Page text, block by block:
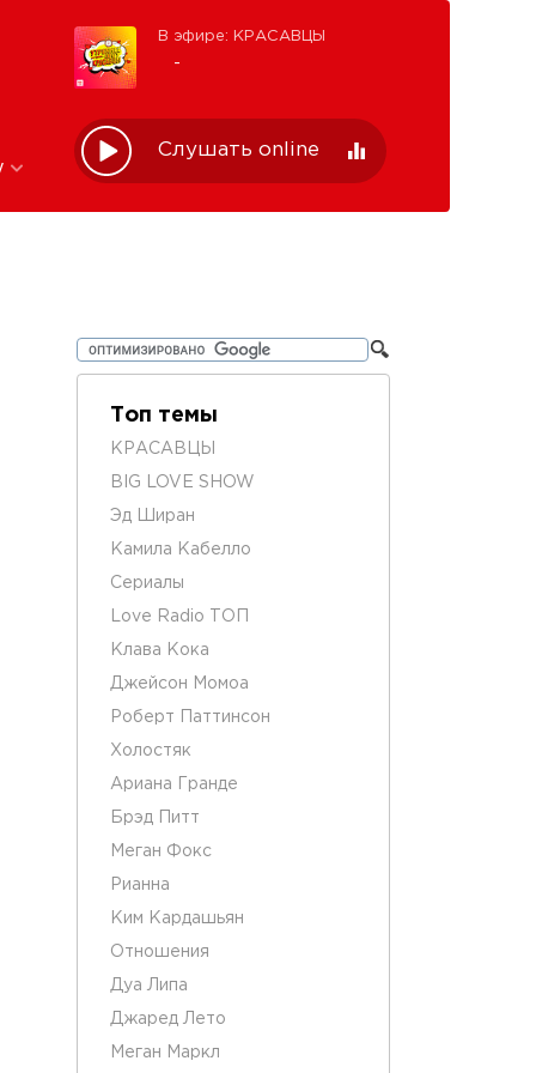
В эфире: КРАСАВЦЫ
Слушать online
Топ темы
КРАСАВЦЫ
BIG LOVE SHOW
Эд Ширан
Камила Кабелло
Сериалы
Love Radio ТОП
Клава Кока
Джейсон Момоа
Роберт Паттинсон
Холостяк
Ариана Гранде
Брэд Питт
Меган Фокс
Рианна
Ким Кардашьян
Отношения
Дуа Липа
Джаред Лето
Меган Маркл